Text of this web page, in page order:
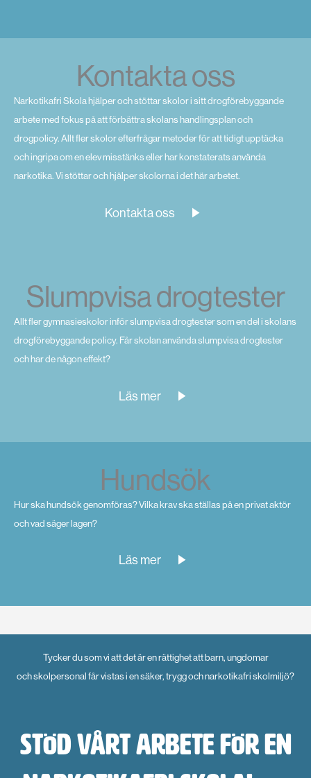
Kontakta oss
Narkotikafri Skola hjälper och stöttar skolor i sitt drogförebyggande
arbete med fokus på att förbättra skolans handlingsplan och
drogpolicy. Allt fler skolor efterfrågar metoder för att tidigt upptäcka
och ingripa om en elev misstänks eller har konstaterats använda
narkotika. Vi stöttar och hjälper skolorna i det här arbetet.
Kontakta oss
Slumpvisa drogtester
Allt fler gymnasieskolor inför slumpvisa drogtester som en del i skolans
drogförebyggande policy. Får skolan använda slumpvisa drogtester
och har de någon effekt?
Läs mer
Hundsök
Hur ska hundsök genomföras? Vilka krav ska ställas på en privat aktör
och vad säger lagen?
Läs mer
Tycker du som vi att det är en rättighet att barn, ungdomar
och skolpersonal får vistas i en säker, trygg och narkotikafri skolmiljö?
Stöd vårt arbete för en